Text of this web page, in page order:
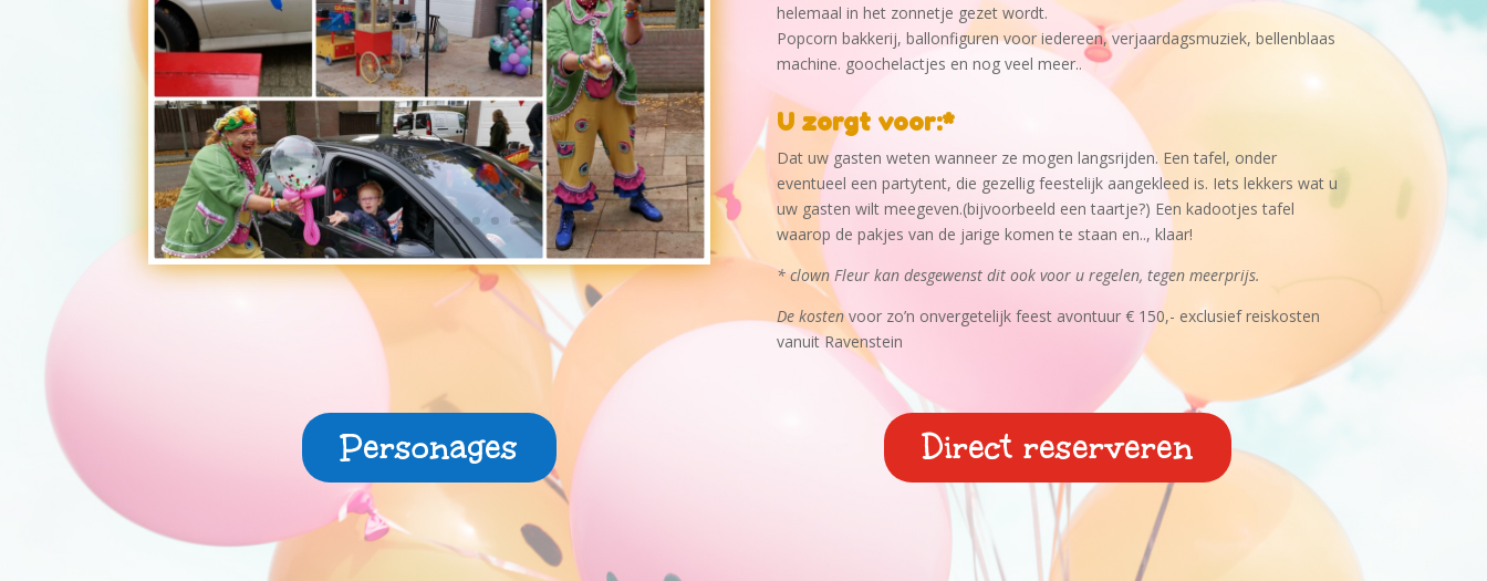
helemaal in het zonnetje gezet wordt.
Popcorn bakkerij, ballonfiguren voor iedereen, verjaardagsmuziek, bellenblaas
machine. goochelactjes en nog veel meer..
U zorgt voor:*
Dat uw gasten weten wanneer ze mogen langsrijden. Een tafel, onder
eventueel een partytent, die gezellig feestelijk aangekleed is. Iets lekkers wat u
uw gasten wilt meegeven.(bijvoorbeeld een taartje?) Een kadootjes tafel
waarop de pakjes van de jarige komen te staan en.., klaar!
* clown Fleur kan desgewenst dit ook voor u regelen, tegen meerprijs.
De kostenvoor zo’n onvergetelijk feest avontuur € 150,- exclusief reiskosten
vanuit Ravenstein
Personages Direct reserveren